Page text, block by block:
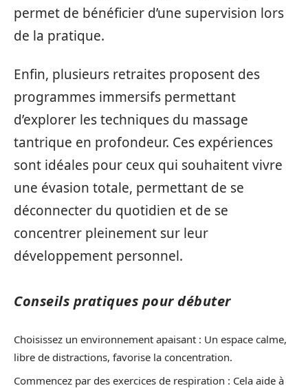
permet de bénéficier d’une supervision lors
de la pratique.
Enfin, plusieurs retraites proposent des
programmes immersifs permettant
d’explorer les techniques du massage
tantrique en profondeur. Ces expériences
sont idéales pour ceux qui souhaitent vivre
une évasion totale, permettant de se
déconnecter du quotidien et de se
concentrer pleinement sur leur
développement personnel.
Conseils pratiques pour débuter
Choisissez un environnement apaisant : Un espace calme,
libre de distractions, favorise la concentration.
Commencez par des exercices de respiration : Cela aide à